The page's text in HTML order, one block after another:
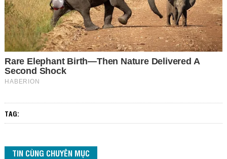
TAG:
TIN CÙNG CHUYÊN MỤC